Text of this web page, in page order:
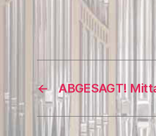
← ABGESAGT!